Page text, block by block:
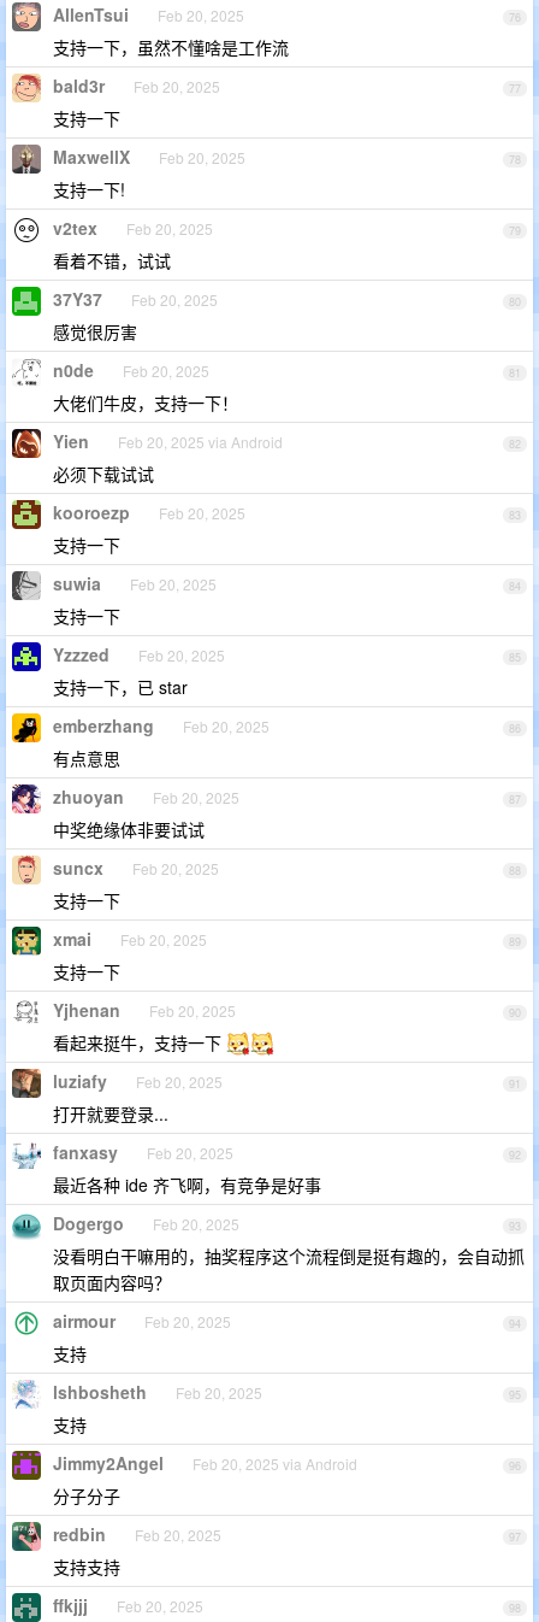
76
AllenTsui Feb 20, 2025
支持一下，虽然不懂啥是工作流
77
bald3r Feb 20, 2025
支持一下
78
MaxwellX Feb 20, 2025
支持一下!
79
v2tex Feb 20, 2025
看着不错，试试
80
37Y37 Feb 20, 2025
感觉很厉害
81
n0de Feb 20, 2025
大佬们牛皮，支持一下！
82
Yien Feb 20, 2025 via Android
必须下载试试
83
kooroezp Feb 20, 2025
支持一下
84
suwia Feb 20, 2025
支持一下
85
Yzzzed Feb 20, 2025
支持一下，已 star
86
emberzhang Feb 20, 2025
有点意思
87
zhuoyan Feb 20, 2025
中奖绝缘体非要试试
88
suncx Feb 20, 2025
支持一下
89
xmai Feb 20, 2025
支持一下
90
Yjhenan Feb 20, 2025
看起来挺牛，支持一下
91
luziafy Feb 20, 2025
打开就要登录...
92
fanxasy Feb 20, 2025
最近各种 ide 齐飞啊，有竞争是好事
93
Dogergo Feb 20, 2025
没看明白干嘛用的，抽奖程序这个流程倒是挺有趣的，会自动抓
取页面内容吗？
94
airmour Feb 20, 2025
支持
95
lshbosheth Feb 20, 2025
支持
96
Jimmy2Angel Feb 20, 2025 via Android
分子分子
97
redbin Feb 20, 2025
支持支持
98
ffkjjj Feb 20, 2025